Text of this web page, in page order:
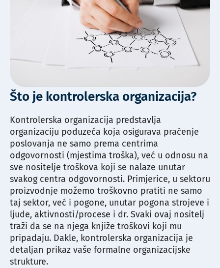
Što je kontrolerska organizacija?
Kontrolerska organizacija predstavlja
organizaciju poduzeća koja osigurava praćenje
poslovanja ne samo prema centrima
odgovornosti (mjestima troška), već u odnosu na
sve nositelje troškova koji se nalaze unutar
svakog centra odgovornosti. Primjerice, u sektoru
proizvodnje možemo troškovno pratiti ne samo
taj sektor, već i pogone, unutar pogona strojeve i
ljude, aktivnosti/procese i dr. Svaki ovaj nositelj
traži da se na njega knjiže troškovi koji mu
pripadaju. Dakle, kontrolerska organizacija je
detaljan prikaz vaše formalne organizacijske
strukture.